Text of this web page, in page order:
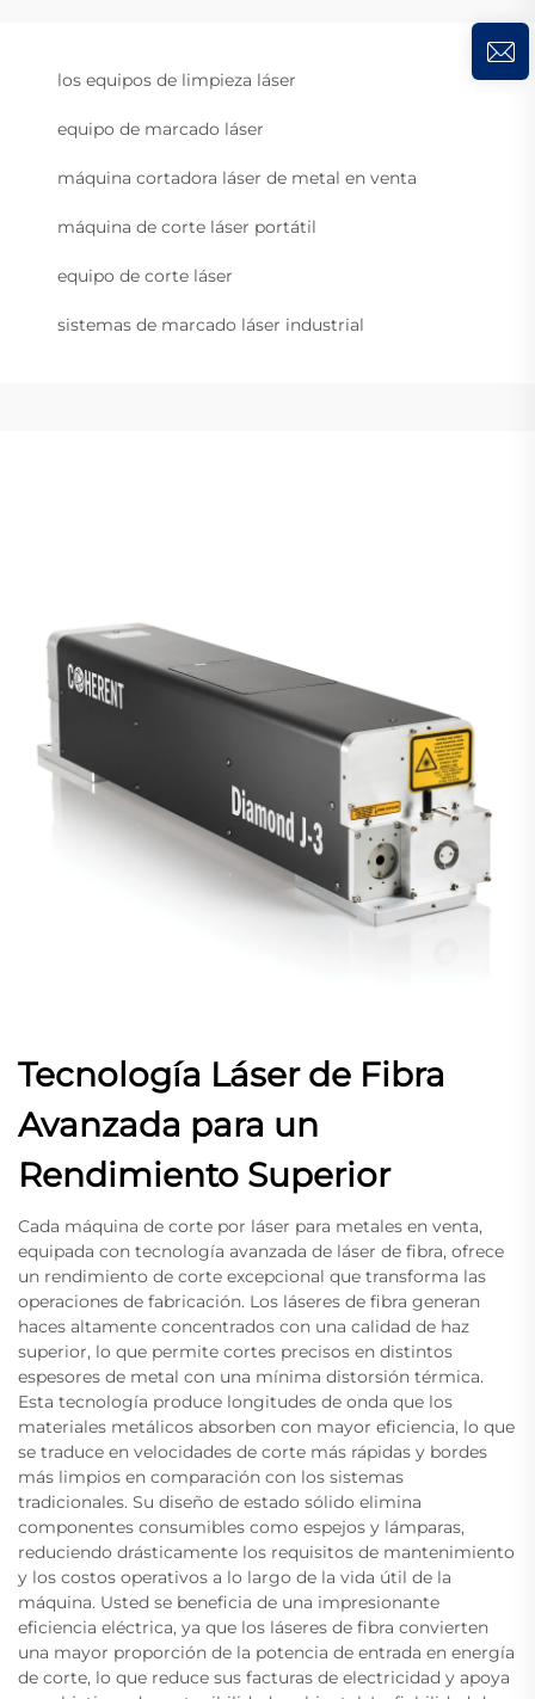
los equipos de limpieza láser
equipo de marcado láser
máquina cortadora láser de metal en venta
máquina de corte láser portátil
equipo de corte láser
sistemas de marcado láser industrial
Tecnología Láser de Fibra
Avanzada para un
Rendimiento Superior
Cada máquina de corte por láser para metales en venta,
equipada con tecnología avanzada de láser de fibra, ofrece
un rendimiento de corte excepcional que transforma las
operaciones de fabricación. Los láseres de fibra generan
haces altamente concentrados con una calidad de haz
superior, lo que permite cortes precisos en distintos
espesores de metal con una mínima distorsión térmica.
Esta tecnología produce longitudes de onda que los
materiales metálicos absorben con mayor eficiencia, lo que
se traduce en velocidades de corte más rápidas y bordes
más limpios en comparación con los sistemas
tradicionales. Su diseño de estado sólido elimina
componentes consumibles como espejos y lámparas,
reduciendo drásticamente los requisitos de mantenimiento
y los costos operativos a lo largo de la vida útil de la
máquina. Usted se beneficia de una impresionante
eficiencia eléctrica, ya que los láseres de fibra convierten
una mayor proporción de la potencia de entrada en energía
de corte, lo que reduce sus facturas de electricidad y apoya